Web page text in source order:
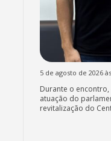
5 de agosto de 2026
Durante o encontro,
atuação do
revitalização do